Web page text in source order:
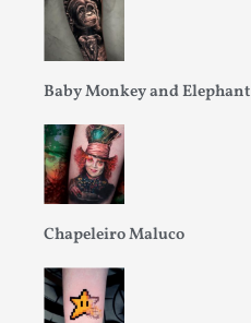
Baby Monkey and Elephant
Chapeleiro Maluco